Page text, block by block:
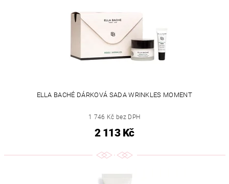
ELLA BACHÉ DÁRKOVÁ SADA WRINKLES MOMENT
1 746 Kč bez DPH
2 113 Kč